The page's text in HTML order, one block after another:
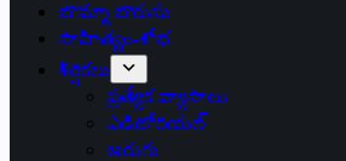
బొమ్మా బొరుసు
సాహిత్యం-శోభ
శీర్షికలు
ప్రత్యేక వ్యాసాలు
ఎడిటోరియల్
అరుగు